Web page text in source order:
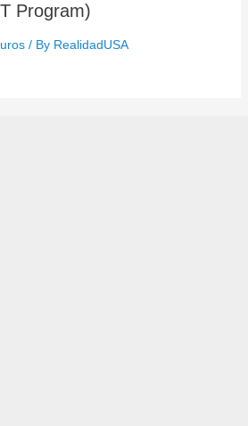
Program)
/ By RealidadUSA